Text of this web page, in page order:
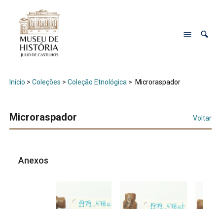
Início > Coleções > Coleção Etnológica > Microraspador
Microraspador Voltar
Anexos